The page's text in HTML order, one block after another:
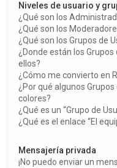
Niveles de usuario y
¿Qué son los
¿Qué son los
¿Qué son los Grupos de
¿Donde están los
ellos?
¿Cómo me convierto en
¿Por qué algunos
colores?
¿Qué es un “Grupo de
¿Qué es el enlace “El
Mensajería privada
¡No puedo enviar un